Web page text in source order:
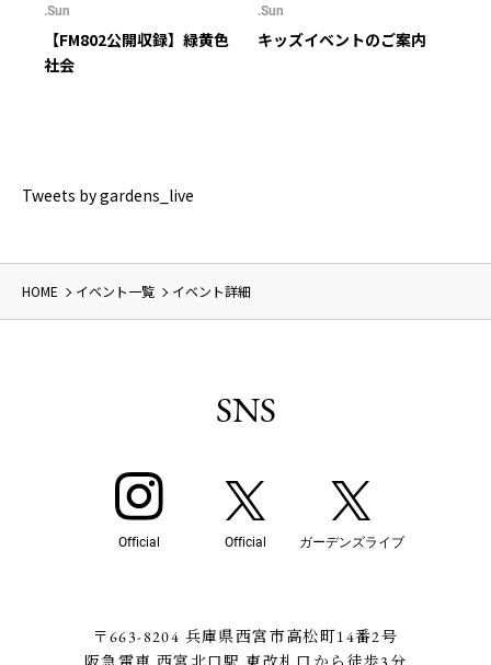
.Sun
【FM802公開収録】緑黄色
社会
.Sun
キッズイベントのご案内
Tweets by gardens_live
HOME イベント一覧 イベント詳細
SNS
Official Official ガーデンズライブ
〒663-8204 兵庫県西宮市高松町14番2号